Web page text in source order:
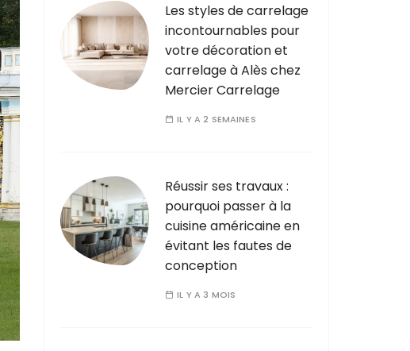
Les styles de carrelage
incontournables pour
votre décoration et
carrelage à Alès chez
Mercier Carrelage
IL Y A 2 SEMAINES
Réussir ses travaux :
pourquoi passer à la
cuisine américaine en
évitant les fautes de
conception
IL Y A 3 MOIS